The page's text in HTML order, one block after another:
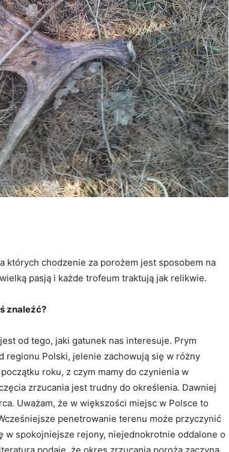
których chodzenie za porożem jest sposobem na
pasją i każde trofeum traktują jak relikwie.
znaleźć?
od tego, jaki gatunek nas interesuje. Prym
regionu Polski, jelenie zachowują się w różny
roku, z czym mamy do czynienia w
zrzucania jest trudny do określenia. Dawniej
Uważam, że w większości miejsc w Polsce to
penetrowanie terenu może przyczynić
w spokojniejsze rejony, niejednokrotnie oddalone o
podaje, że okres zrzucania poroża zaczyna